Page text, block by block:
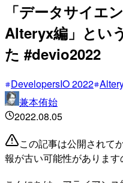
「データサイエ
Alteryx編」とい
た #devio2022
DevelopersIO 2022
兼本侑始
2022.08.05
この記事は公開されて
報が古い可能性があります